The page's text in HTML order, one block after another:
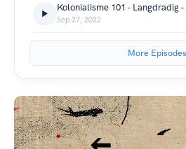
Kolonialisme 101 - Langdradig
Sep 27, 2022
More Episodes